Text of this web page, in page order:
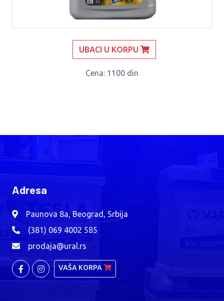
UBACI U KORPU
Cena: 1100 din
Adresa
Paunova 8a, Beograd, Srbija
(381) 069 4002 585
prodaja@ural.rs
VAŠA KORPA